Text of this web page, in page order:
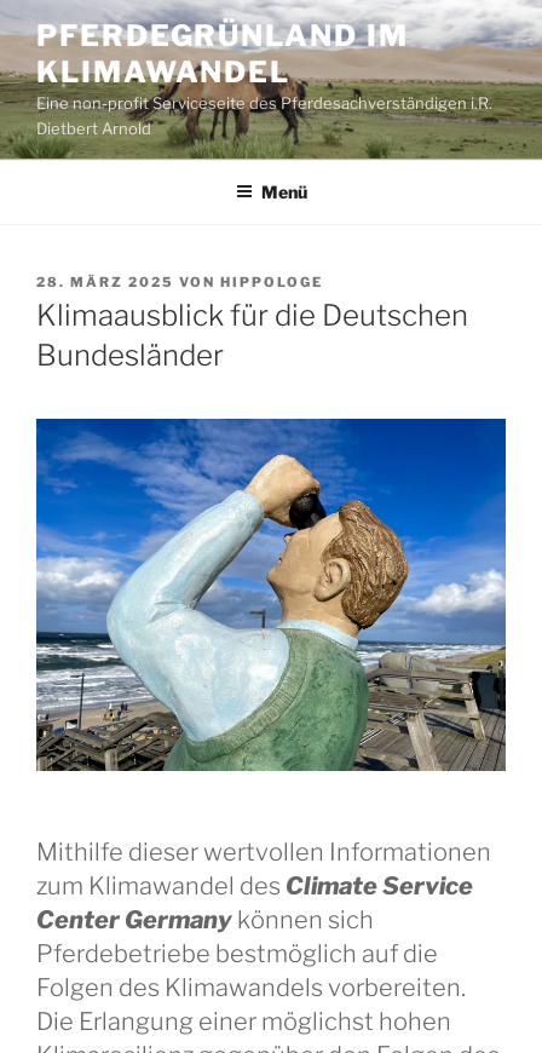
Inhalt
springen
PFERDEGRÜNLAND IM
KLIMAWANDEL
Eine non-profit Serviceseite des Pferdesachverständigen i.R.
Dietbert Arnold
Menü
VERÖFFENTLICHT
AM
28. MÄRZ 2025 VON HIPPOLOGE
Klimaausblick für die Deutschen
Bundesländer
Mithilfe dieser wertvollen Informationen
zum Klimawandel des Climate Service
Center Germany können sich
Pferdebetriebe bestmöglich auf die
Folgen des Klimawandels vorbereiten.
Die Erlangung einer möglichst hohen